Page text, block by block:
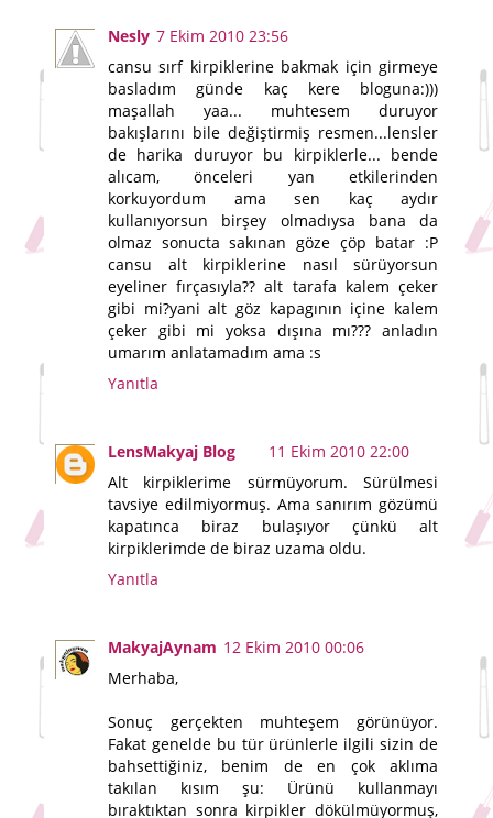
Nesly 7 Ekim 2010 23:56
cansu sırf kirpiklerine bakmak için girmeye
basladım günde kaç kere bloguna:)))
maşallah yaa... muhtesem duruyor
bakışlarını bile değiştirmiş resmen...lensler
de harika duruyor bu kirpiklerle... bende
alıcam, önceleri yan etkilerinden
korkuyordum ama sen kaç aydır
kullanıyorsun birşey olmadıysa bana da
olmaz sonucta sakınan göze çöp batar :P
cansu alt kirpiklerine nasıl sürüyorsun
eyeliner fırçasıyla?? alt tarafa kalem çeker
gibi mi?yani alt göz kapagının içine kalem
çeker gibi mi yoksa dışına mı??? anladın
umarım anlatamadım ama :s
Yanıtla
LensMakyaj Blog
11 Ekim 2010 22:00
Alt kirpiklerime sürmüyorum. Sürülmesi
tavsiye edilmiyormuş. Ama sanırım gözümü
kapatınca biraz bulaşıyor çünkü alt
kirpiklerimde de biraz uzama oldu.
Yanıtla
MakyajAynam 12 Ekim 2010 00:06
Merhaba,
Sonuç gerçekten muhteşem görünüyor.
Fakat genelde bu tür ürünlerle ilgili sizin de
bahsettiğiniz, benim de en çok aklıma
takılan kısım şu: Ürünü kullanmayı
bıraktıktan sonra kirpikler dökülmüyormuş,